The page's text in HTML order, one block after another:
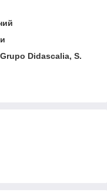
Didascalia, S.